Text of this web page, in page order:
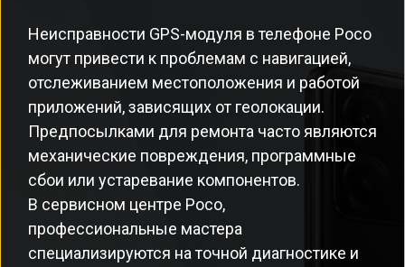
Неисправности GPS-модуля в телефоне Poco
могут привести к проблемам с навигацией,
отслеживанием местоположения и работой
приложений, зависящих от геолокации.
Предпосылками для ремонта часто являются
механические повреждения, программные
сбои или устаревание компонентов.
В сервисном центре Poco,
профессиональные мастера
специализируются на точной диагностике и